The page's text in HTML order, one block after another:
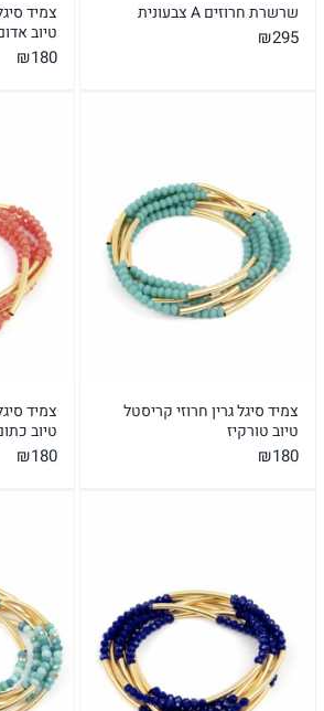
שרשרת חרוזים A צבעונית
₪295
צמיד
טיוב
₪180
צמיד סיגל גרין חרוזי קריסטל
טיוב טורקיז
₪180
צמיד
טיוב
₪180